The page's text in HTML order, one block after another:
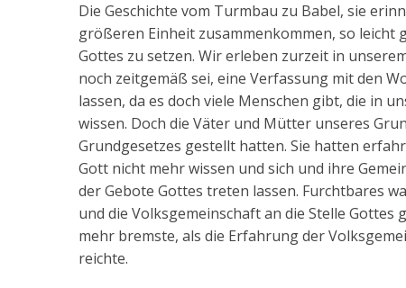
Die Geschichte vom Turmbau zu Babel, sie
größeren Einheit zusammenkommen, so leicht
Gottes zu setzen. Wir erleben zurzeit in
noch zeitgemäß sei, eine Verfassung mit den
lassen, da es doch viele Menschen gibt, die in
wissen. Doch die Väter und Mütter unseres
Grundgesetzes gestellt hatten. Sie hatten
Gott nicht mehr wissen und sich und ihre
der Gebote Gottes treten lassen. Furchtbares
und die Volksgemeinschaft an die Stelle
mehr bremste, als die Erfahrung der
reichte.